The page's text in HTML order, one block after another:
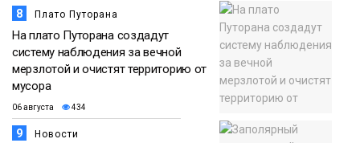
8 Плато Путорана
На плато Путорана создадут
систему наблюдения за вечной
мерзлотой и очистят территорию от
мусора
06 августа 434
9 Новости